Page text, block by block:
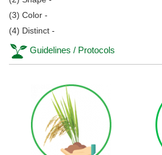
(3) Color -
(4) Distinct -
Guidelines / Protocols